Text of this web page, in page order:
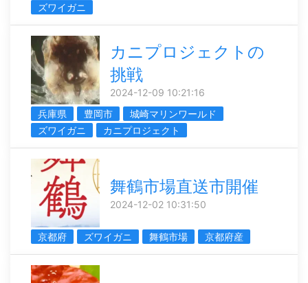
ズワイガニ
カニプロジェクトの
挑戦
2024-12-09 10:21:16
兵庫県
豊岡市
城崎マリンワールド
ズワイガニ
カニプロジェクト
舞鶴市場直送市開催
2024-12-02 10:31:50
京都府 ズワイガニ 舞鶴市場 京都府産